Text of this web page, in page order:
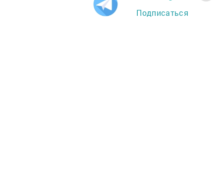
Подписаться